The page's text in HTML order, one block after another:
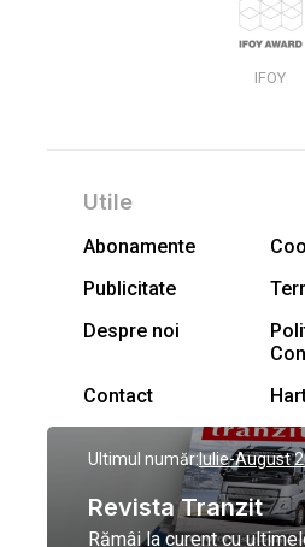
IFOY
Utile
Abonamente
Publicitate
Despre noi
Contact
Ultimul număr:Iulie-August
Revista Tranzit
Rămâi la curent cu